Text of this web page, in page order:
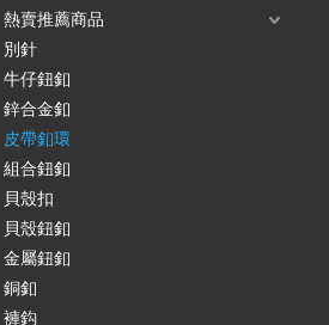
熱賣推薦商品
別針
牛仔鈕釦
鋅合金釦
皮帶釦環
組合鈕釦
貝殼扣
貝殼鈕釦
金屬鈕釦
銅釦
褲鈎